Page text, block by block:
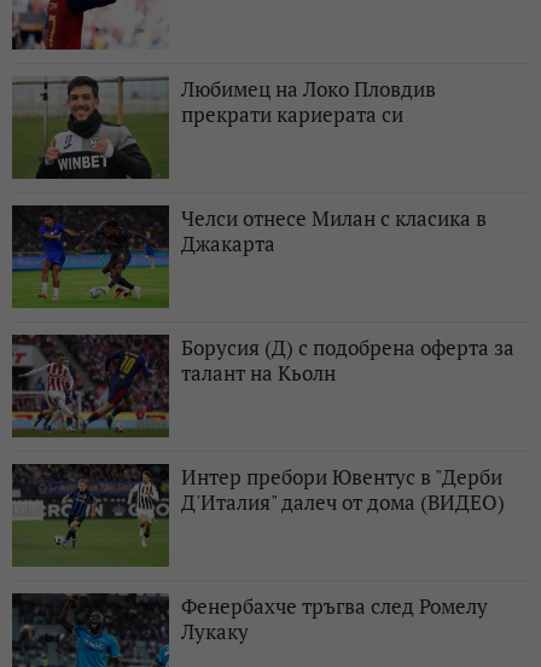
Любимец на Локо Пловдив
прекрати кариерата си
Челси отнесе Милан с класика в
Джакарта
Борусия (Д) с подобрена оферта за
талант на Кьолн
Интер пребори Ювентус в "Дерби
Д'Италия" далеч от дома (ВИДЕО)
Фенербахче тръгва след Ромелу
Лукаку